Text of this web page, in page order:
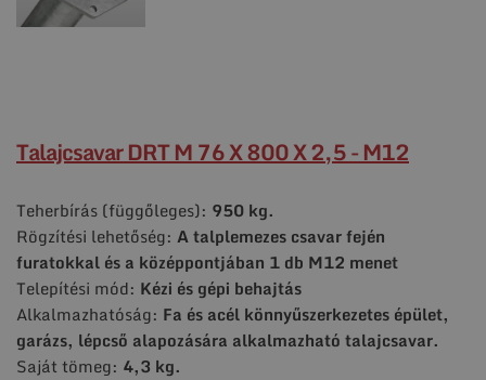
Talajcsavar DRT M 76 X 800 X 2,5 - M12
Teherbírás (függőleges): 950 kg.
Rögzítési lehetőség: A talplemezes csavar fején
furatokkal és a középpontjában 1 db M12 menet
Telepítési mód: Kézi és gépi behajtás
Alkalmazhatóság: Fa és acél könnyűszerkezetes épület,
garázs, lépcső alapozására alkalmazható talajcsavar.
Saját tömeg: 4,3 kg.